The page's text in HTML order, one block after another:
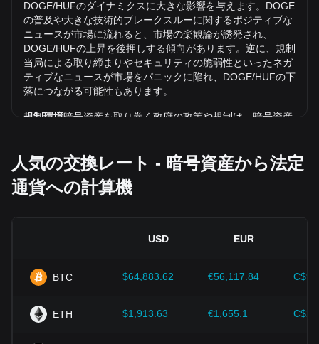
ント（HUF）に対して3.03%下落しました。
DOGE/HUFのダイナミクスに大きな影響を与えます。DOGE
の普及や大きな技術的ブレークスルーに関するポジティブな
ニュースが市場に流れると、市場の楽観論が誘発され、
DOGE/HUFの上昇を後押しする傾向があります。逆に、規制
当局による取り締まりやセキュリティの脆弱性といったネガ
ティブなニュースが市場をパニックに陥れ、DOGE/HUFの下
落につながる可能性もあります。
規制環境暗号資産を取り巻く政府の政策や規制は、暗号資産
規制は、暗号資産に対する投資家の信頼を高め、その価値を
上昇させる可能性があります。逆に、曖昧な規制政策や厳し
すぎる規制政策は、暗号資産の発展を妨げ、その価値を下落
定通貨が発行されている国のマクロ経済要因は、‌法定通貨の
レートに間接的に影響を与えます。例えば、高いインフレ率
は法定通貨に対する市場の信頼を低下させ、その結果、ヘッ
が高まり、価格が上昇する可能性があります。
人気の交換レート - 暗号資産から法定
通貨への計算機
USD EUR
BTC $64,883.62 €56,117.84
ETH $1,913.63 €1,655.1